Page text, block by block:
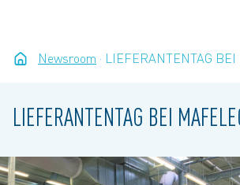
Newsroom LIEFERANTENTAG
LIEFERANTENTAG BEI